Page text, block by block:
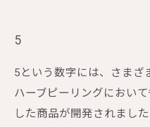
5
5という数字には、さまざ
ハーブピーリングにおい
した商品が開発されまし